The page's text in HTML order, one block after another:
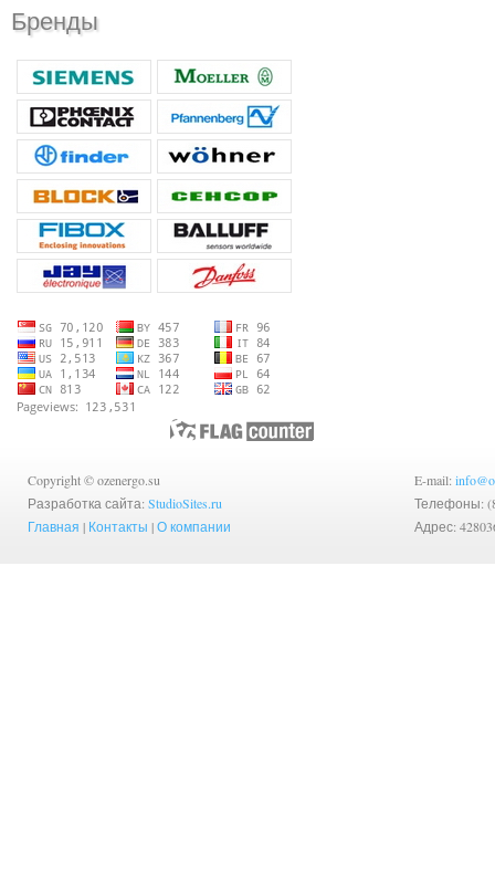
Бренды
Copyright © ozenergo.su
Разработка сайта: StudioSites.ru
Главная | Контакты |О компании
E-mail:
Телефоны:
Адрес: